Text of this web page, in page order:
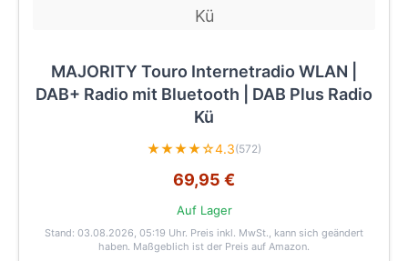
MAJORITY Touro Internetradio WLAN |
DAB+ Radio mit Bluetooth | DAB Plus Radio
Kü
★★★★☆4.3(572)
69,95 €
Auf Lager
Stand: 03.08.2026, 05:19 Uhr. Preis inkl. MwSt., kann sich geändert
haben. Maßgeblich ist der Preis auf Amazon.